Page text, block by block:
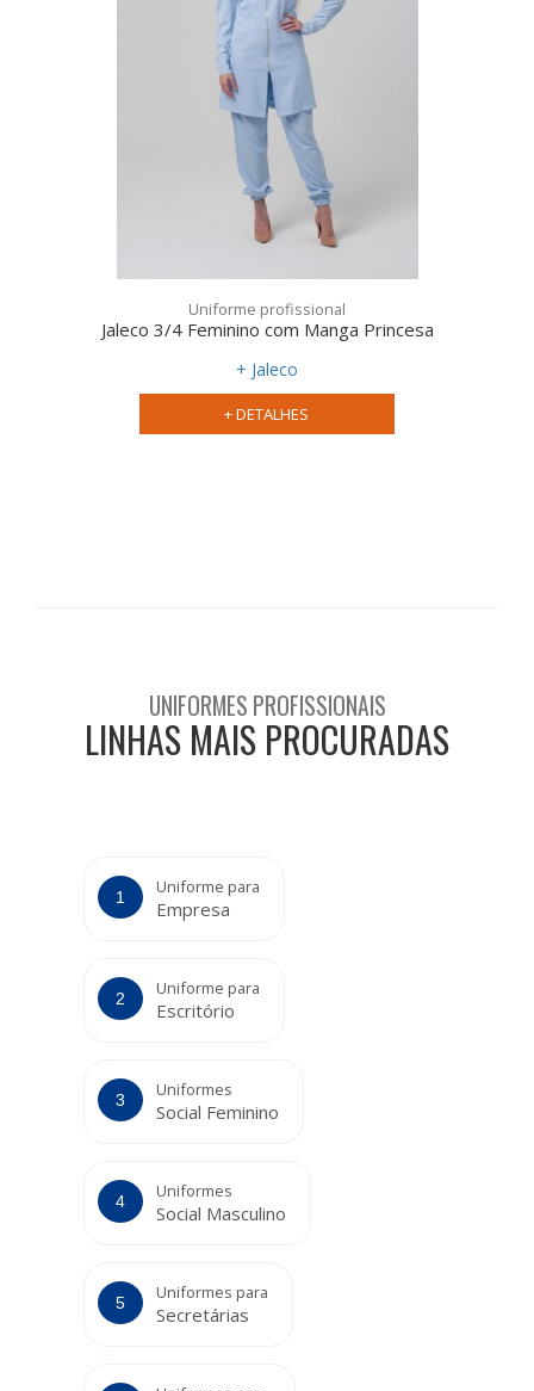
Uniforme profissional
Jaleco 3/4 Feminino com Manga Princesa
+ Jaleco
+ DETALHES
UNIFORMES PROFISSIONAIS
LINHAS MAIS PROCURADAS
Uniforme para
Empresa
Uniforme para
Escritório
Uniformes
Social Feminino
Uniformes
Social Masculino
Uniformes para
Secretárias